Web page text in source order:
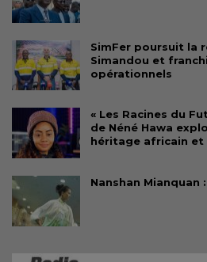
SimFer poursuit la
Simandou et
opérationnels
« Les Racines du
de Néné Hawa
héritage africain
Nanshan Mianquan